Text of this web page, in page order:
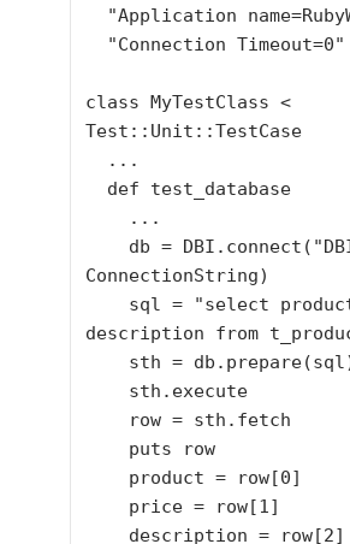
class MyTestClass <
Test::Unit::TestCase
ConnectionString)
description from